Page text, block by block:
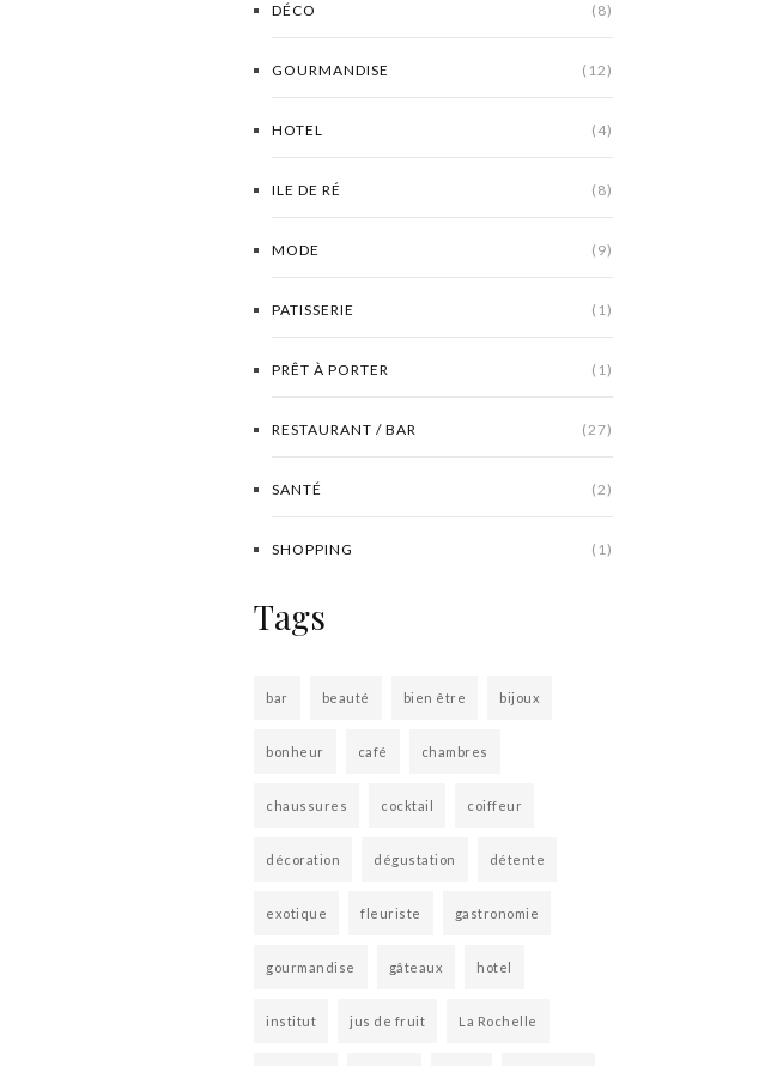
DÉCO (8)
GOURMANDISE (12)
HOTEL (4)
ILE DE RÉ (8)
MODE (9)
PATISSERIE (1)
PRÊT À PORTER (1)
RESTAURANT / BAR (27)
SANTÉ (2)
SHOPPING (1)
Tags
bar beauté bien être bijoux
bonheur café chambres
chaussures cocktail coiffeur
décoration dégustation détente
exotique fleuriste gastronomie
gourmandise gâteaux hotel
institut jus de fruit La Rochelle